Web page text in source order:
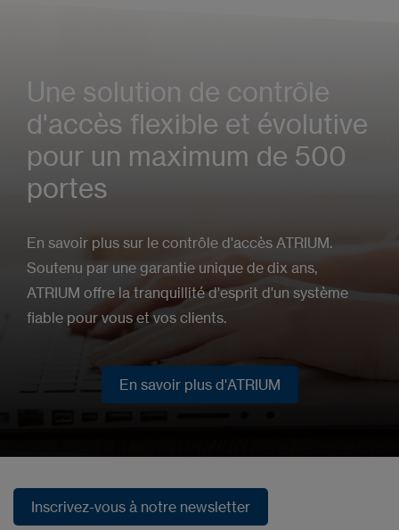
Une solution de contrôle
d'accès flexible et évolutive
pour un maximum de 500
portes
En savoir plus sur le contrôle d'accès ATRIUM.
Soutenu par une garantie unique de dix ans,
ATRIUM offre la tranquillité d'esprit d'un système
fiable pour vous et vos clients.
En savoir plus d'ATRIUM
Inscrivez-vous à notre newsletter